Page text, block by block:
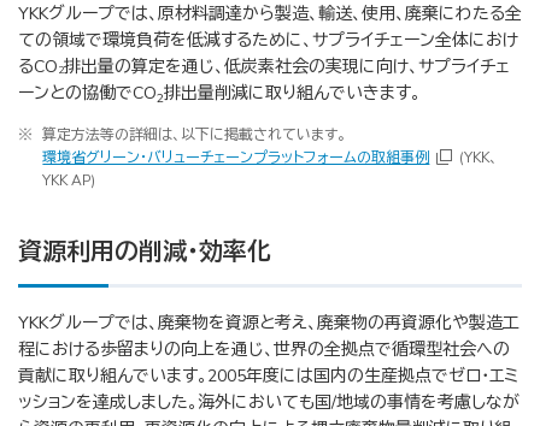
YKKグループでは、原材料調達から製造、輸送、使用、廃棄にわたる全
ての領域で環境負荷を低減するために、サプライチェーン全体におけ
るCO2排出量の算定を通じ、低炭素社会の実現に向け、サプライチェ
ーンとの協働でCO2排出量削減に取り組んでいきます。
※ 算定方法等の詳細は、以下に掲載されています。
環境省グリーン・バリューチェーンプラットフォームの取組事例
(YKK、
YKK AP)
資源利用の削減・効率化
YKKグループでは、廃棄物を資源と考え、廃棄物の再資源化や製造工
程における歩留まりの向上を通じ、世界の全拠点で循環型社会への
貢献に取り組んでいます。2005年度には国内の生産拠点でゼロ・エミ
ッションを達成しました。海外においても国/地域の事情を考慮しなが